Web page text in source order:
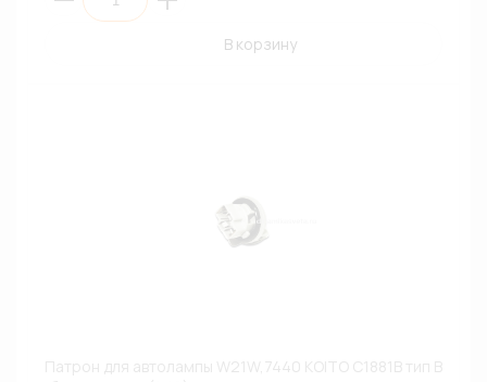
В корзину